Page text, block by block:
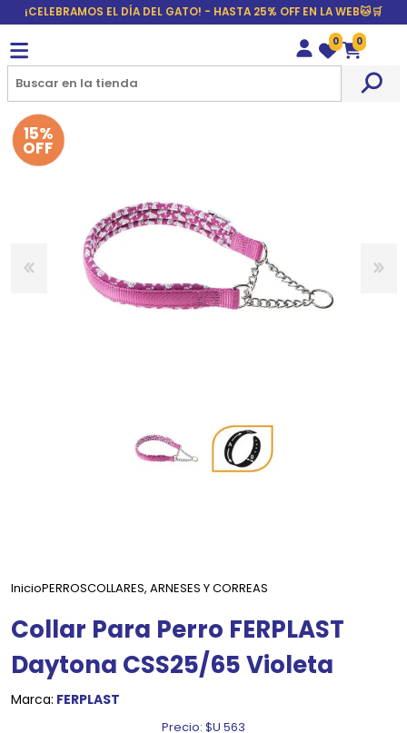
¡CELEBRAMOS EL DÍA DEL GATO! - HASTA 25% OFF EN LA WEB🐱🛒
Wishlist
0
Carrito
0
15%
OFF
InicioPERROSCOLLARES, ARNESES Y CORREAS
Collar Para Perro FERPLAST
Daytona CSS25/65 Violeta
Marca: FERPLAST
Precio: $U 563